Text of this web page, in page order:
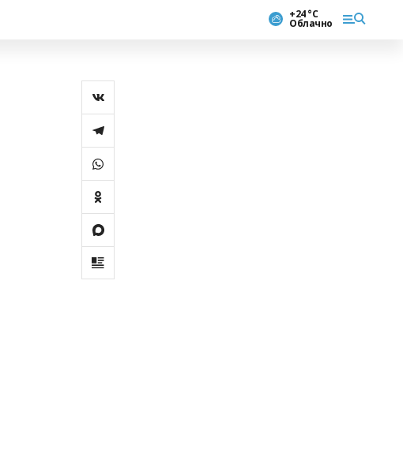
+24 °С
Облачно